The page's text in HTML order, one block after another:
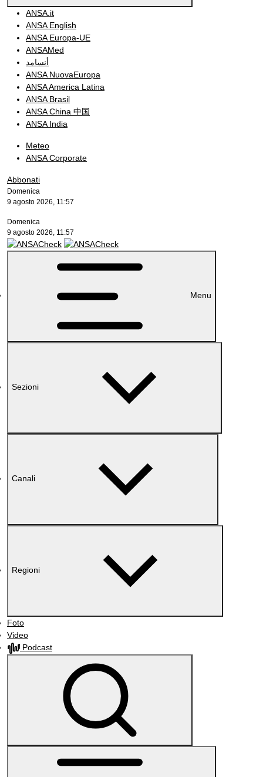
ANSA.it
ANSA English
ANSA Europa-UE
ANSAMed
أنسامد
ANSA NuovaEuropa
ANSA America Latina
ANSA Brasil
ANSA China 中国
ANSA India
Meteo
ANSA Corporate
Abbonati
Domenica
9 agosto 2026, 11:57
Domenica
9 agosto 2026, 11:57
Menu
Sezioni
Canali
Regioni
Foto
Video
Podcast